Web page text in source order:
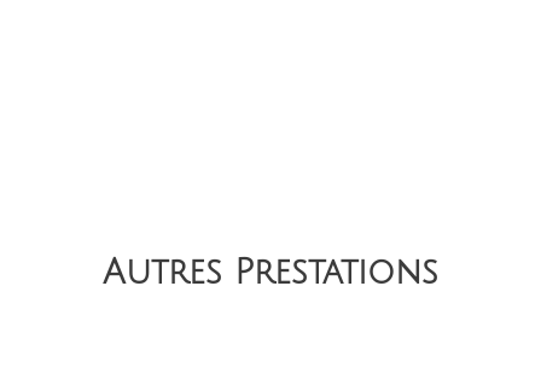
Autres Prestations